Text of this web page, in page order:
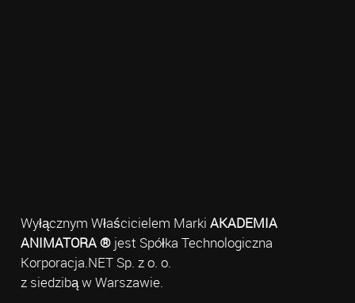
Wyłącznym Właścicielem Marki AKADEMIA
ANIMATORA ®jest Spółka Technologiczna
Korporacja.NET Sp. z o. o.
z siedzibą w Warszawie.